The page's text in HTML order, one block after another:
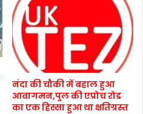
नंदा की चौकी में बहाल हुआ
आवागमन,पुल की एप्रोच रोड
का एक हिस्सा हुआ था क्षतिग्रस्त